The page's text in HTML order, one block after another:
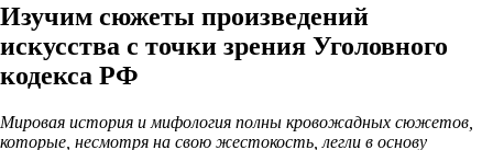
Изучим сюжеты произведений
искусства с точки зрения Уголовного
кодекса РФ
Мировая история и мифология полны кровожадных сюжетов,
которые, несмотря на свою жестокость, легли в основу